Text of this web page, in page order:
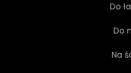
SZTUCZNA
Do
Do
Na